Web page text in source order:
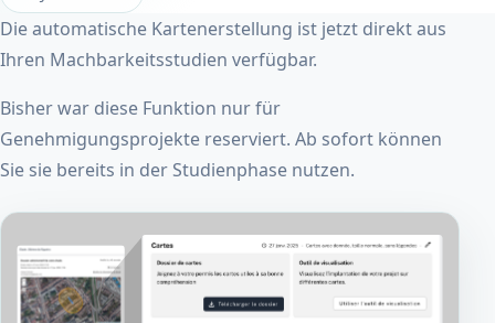
Die automatische Kartenerstellung ist jetzt direkt aus
Ihren Machbarkeitsstudien verfügbar.
Bisher war diese Funktion nur für
Genehmigungsprojekte reserviert. Ab sofort können
Sie sie bereits in der Studienphase nutzen.